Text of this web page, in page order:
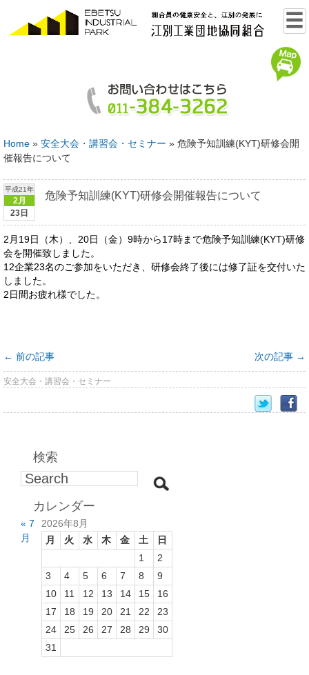
Home » 安全大会・講習会・セミナー » 危険予知訓練(KYT)研修会開
催報告について
平成21年
2月
23日
危険予知訓練(KYT)研修会開催報告について
2月19日（木）、20日（金）9時から17時まで危険予知訓練(KYT)研修
会を開催致しました。
12企業23名のご参加をいただき、研修会終了後には修了証を交付いた
しました。
2日間お疲れ様でした。
← 前の記事 次の記事 →
安全大会・講習会・セミナー
検索
カレンダー
2026年8月
月
火 水 木 金 土
日
1
2
3
4 5 6 7 8
9
10
11 12 13 14 15
16
17
18 19 20 21 22
23
24
25 26 27 28 29
30
31
« 7
月